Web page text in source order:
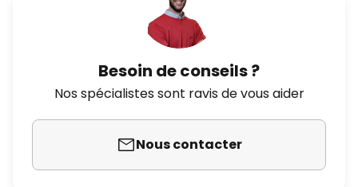
Besoin de conseils ?
Nos spécialistes sont ravis de vous aider
Nous contacter